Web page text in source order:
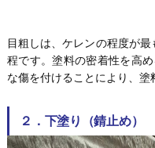
目粗しは、ケレンの程度が
程です。塗料の密着性を高
な傷を付けることにより、塗
２．下塗り（錆止め）